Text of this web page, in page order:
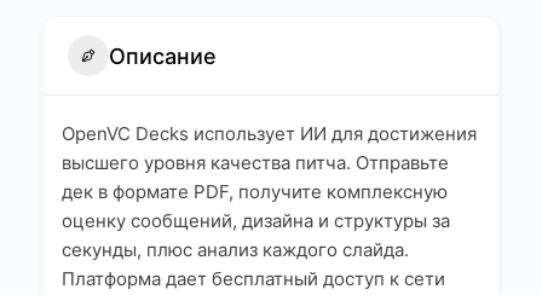
Описание
OpenVC Decks использует ИИ для достижения
высшего уровня качества питча. Отправьте
дек в формате PDF, получите комплексную
оценку сообщений, дизайна и структуры за
секунды, плюс анализ каждого слайда.
Платформа дает бесплатный доступ к сети